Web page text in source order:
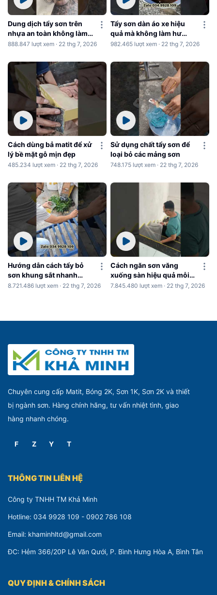
Dung dịch tẩy sơn trên
nhựa an toàn không làm
hư nhựa
888.847 lượt xem · 22 thg 7, 2026
Tẩy sơn dàn áo xe hiệu
quả mà không làm hư
nhựa
982.465 lượt xem · 22 thg 7, 2026
Cách dùng bả matit để xử
lý bề mặt gỗ mịn đẹp
485.234 lượt xem · 22 thg 7, 2026
Sử dụng chất tẩy sơn để
loại bỏ các mảng sơn
748.175 lượt xem · 22 thg 7, 2026
Hướng dẫn cách tẩy bỏ
sơn khung sắt nhanh
chóng
8.721.486 lượt xem · 22 thg 7, 2026
Cách ngăn sơn văng
xuống sàn hiệu quả mỗi
khi sơn nhà
7.845.480 lượt xem · 22 thg 7, 2026
Chuyên cung cấp Matit, Bóng 2K, Sơn 1K, Sơn 2K và thiết
bị ngành sơn. Hàng chính hãng, tư vấn nhiệt tình, giao
hàng nhanh chóng.
F Z Y T
THÔNG TIN LIÊN HỆ
Công ty TNHH TM Khả Minh
Hotline: 034 9928 109 - 0902 786 108
Email: khaminhltd@gmail.com
ĐC: Hẻm 366/20P Lê Văn Qưới, P. Bình Hưng Hòa A, Bình Tân
QUY ĐỊNH & CHÍNH SÁCH